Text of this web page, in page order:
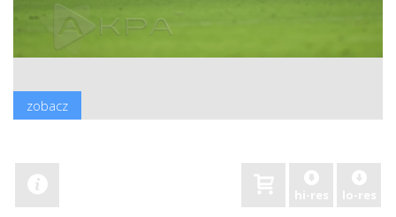
zobacz
hi-res lo-res